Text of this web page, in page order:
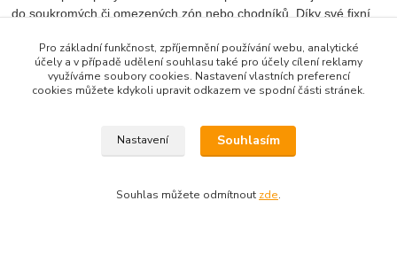
do soukromých či omezených zón nebo chodníků. Díky své fixní
které odolá každodennímu provozu i povětrnostním vlivům.
žárově pozinkovaná ocel, lakovaný povrch
Pro základní funkčnost, zpříjemnění používání webu, analytické
účely a v případě udělení souhlasu také pro účely cílení reklamy
využíváme soubory cookies. Nastavení vlastních preferencí
cookies můžete kdykoli upravit odkazem ve spodní části stránek.
Nastavení Souhlasím
Souhlas můžete odmítnout zde.